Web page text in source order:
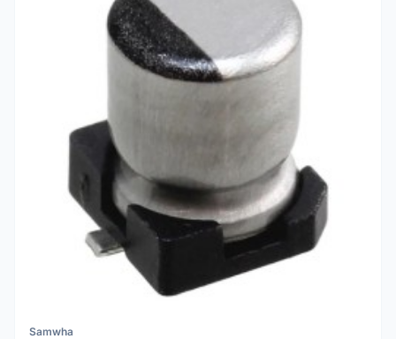
Samwha